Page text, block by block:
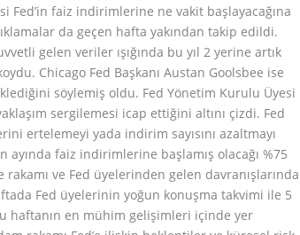
Fed’in faiz indirimlerine ne vakit başlayacağına
da geçen hafta yakından takip edildi.
gelen veriler ışığında bu yıl 2 yerine artık
Chicago Fed Başkanı Austan Goolsbee ise
söylemiş oldu. Fed Yönetim Kurulu Üyesi
sergilemesi icap ettiğini altını çizdi. Fed
ertelemeyi yada indirim sayısını azaltmayı
faiz indirimlerine başlamış olacağı %75
ve Fed üyelerinden gelen davranışlarında
Fed üyelerinin yoğun konuşma takvimi ile 5
haftanın en mühim gelişimleri içinde yer